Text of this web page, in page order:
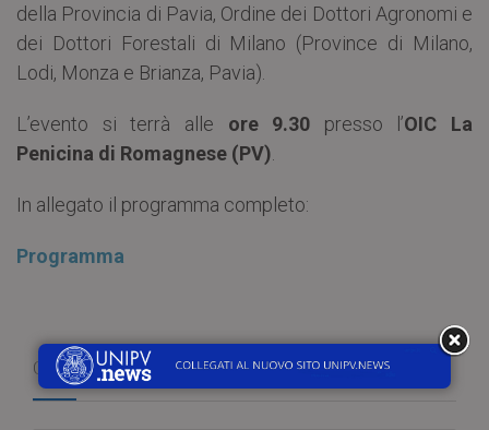
della Provincia di Pavia, Ordine dei Dottori Agronomi e
dei Dottori Forestali di Milano (Province di Milano,
Lodi, Monza e Brianza, Pavia).
L’evento si terrà alle ore 9.30 presso l’OIC La
Penicina di Romagnese (PV)
In allegato il programma completo:
Programma
Cerca